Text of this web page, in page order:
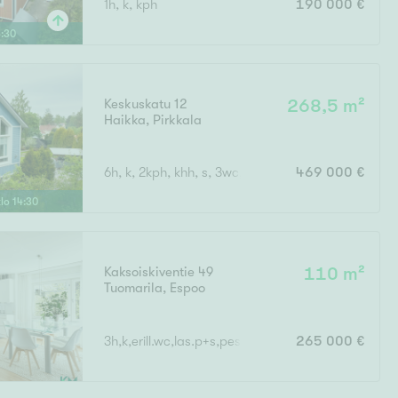
:30
1h, k, kph 190 000 €
14:30
Keskuskatu 12
Haikka, Pirkkala
268,5 m²
6h, k, 2kph, khh, s, 3wc, 3vh, p, terassi, läm.var, ak
469 000 €
Kaksoiskiventie 49
Tuomarila, Espoo
110 m²
3h,k,erill.wc,las.p+s,pesuh,saunatupa,erill.wc
265 000 €